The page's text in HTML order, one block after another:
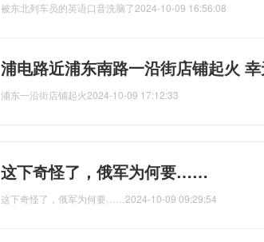
被东北列车员的英语口音洗脑了2024-10-09 16:56:08
浦电路近浦东南路一沿街店铺起火
浦东一沿街店铺起火2024-10-09 17:12:33
这下奇怪了，俄军为何要……
这下奇怪了，俄军为何要…… 2024-10-09 09:29:54